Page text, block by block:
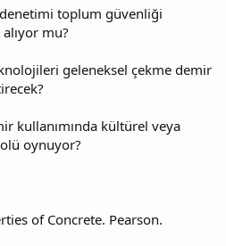
toplum güvenliği
mu?
geleneksel çekme demir
kullanımında kültürel veya
oynuyor?
of Concrete. Pearson.